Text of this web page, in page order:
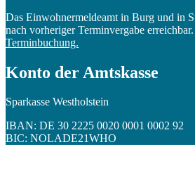
Das Einwohnermeldeamt in Burg und in
nach vorheriger Terminvergabe erreichbar.
Terminbuchung.
Konto der Amtskasse
Sparkasse Westholstein
IBAN: DE 30 2225 0020 0001 0002 92
BIC: NOLADE21WHO